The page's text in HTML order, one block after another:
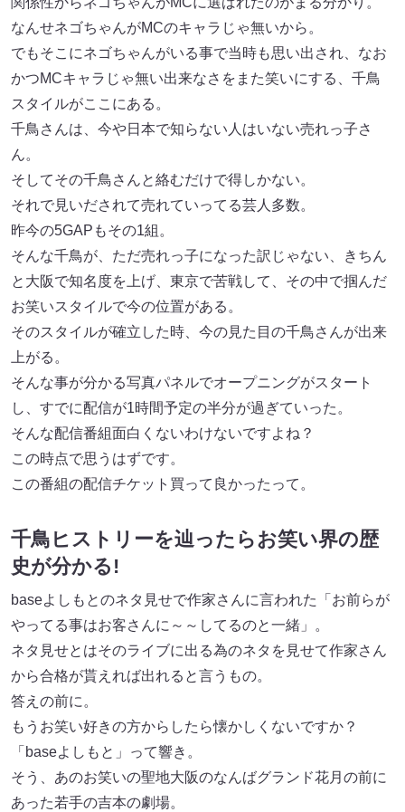
なんせネゴちゃんがMCのキャラじゃ無いから。
でもそこにネゴちゃんがいる事で当時も思い出され、なお
かつMCキャラじゃ無い出来なさをまた笑いにする、千鳥
スタイルがここにある。
千鳥さんは、今や日本で知らない人はいない売れっ子さ
ん。
そしてその千鳥さんと絡むだけで得しかない。
それで見いだされて売れていってる芸人多数。
昨今の5GAPもその1組。
そんな千鳥が、ただ売れっ子になった訳じゃない、きちん
と大阪で知名度を上げ、東京で苦戦して、その中で掴んだ
お笑いスタイルで今の位置がある。
そのスタイルが確立した時、今の見た目の千鳥さんが出来
上がる。
そんな事が分かる写真パネルでオープニングがスタート
し、すでに配信が1時間予定の半分が過ぎていった。
そんな配信番組面白くないわけないですよね？
この時点で思うはずです。
この番組の配信チケット買って良かったって。
千鳥ヒストリーを辿ったらお笑い界の歴
史が分かる!
baseよしもとのネタ見せで作家さんに言われた「お前らが
やってる事はお客さんに～～してるのと一緒」。
ネタ見せとはそのライブに出る為のネタを見せて作家さん
から合格が貰えれば出れると言うもの。
答えの前に。
もうお笑い好きの方からしたら懐かしくないですか？
「baseよしもと」って響き。
そう、あのお笑いの聖地大阪のなんばグランド花月の前に
あった若手の吉本の劇場。